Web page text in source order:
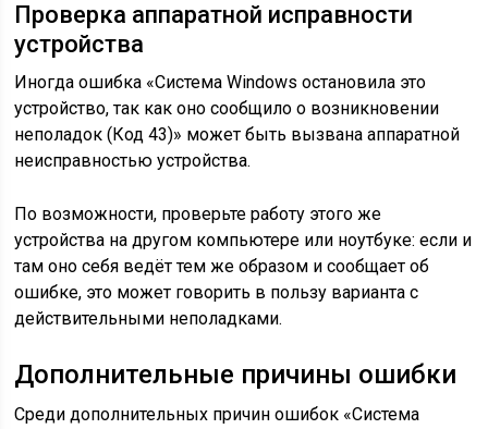
Проверка аппаратной исправности
устройства
Иногда ошибка «Система Windows остановила это
устройство, так как оно сообщило о возникновении
неполадок (Код 43)» может быть вызвана аппаратной
неисправностью устройства.
По возможности, проверьте работу этого же
устройства на другом компьютере или ноутбуке: если и
там оно себя ведёт тем же образом и сообщает об
ошибке, это может говорить в пользу варианта с
действительными неполадками.
Дополнительные причины ошибки
Среди дополнительных причин ошибок «Система